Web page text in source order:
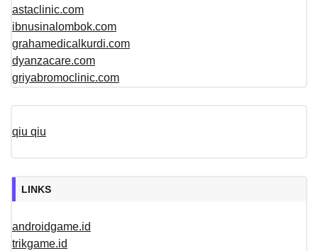
astaclinic.com
ibnusinalombok.com
grahamedicalkurdi.com
dyanzacare.com
griyabromoclinic.com
qiu qiu
LINKS
androidgame.id
trikgame.id